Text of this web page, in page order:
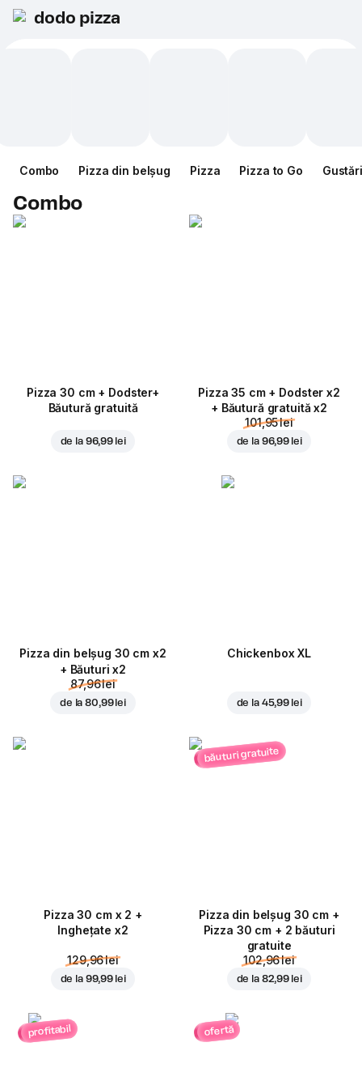
dodo pizza
Combo Pizza din belșug Pizza Pizza to Go Gustări
Combo
Pizza 30 cm + Dodster+
Băutură gratuită
de la 96,99 lei
Pizza 35 cm + Dodster x2
+ Băutură gratuită x2
101,95 lei
de la 96,99 lei
Pizza din belșug 30 cm x2
+ Băuturi x2
87,96 lei
de la80,99 lei
Chickenbox XL
de la 45,99 lei
Pizza 30 cm x 2 +
Inghețate x2
129,96 lei
de la 99,99 lei
băuturi gratuite
Pizza din belșug 30 cm +
Pizza 30 cm + 2 băuturi
gratuite
102,96 lei
de la 82,99 lei
profitabil ofertă